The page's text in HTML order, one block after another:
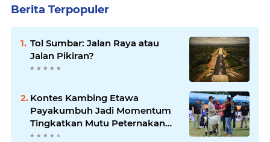
Berita Terpopuler
Tol Sumbar: Jalan Raya atau
Jalan Pikiran?
Kontes Kambing Etawa
Payakumbuh Jadi Momentum
Tingkatkan Mutu Peternakan
Lokal